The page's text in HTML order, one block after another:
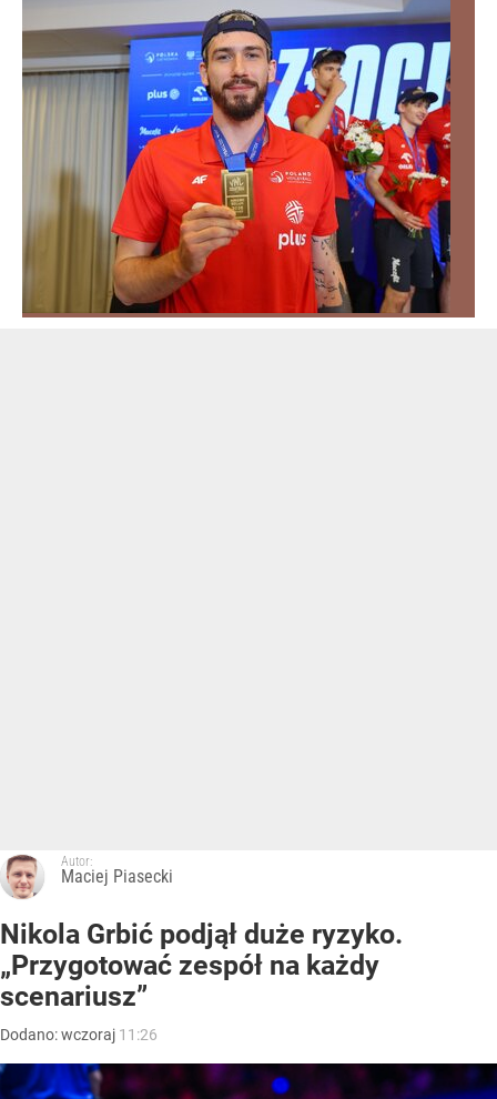
Autor:
Maciej Piasecki
Nikola Grbić podjął duże ryzyko.
„Przygotować zespół na każdy
scenariusz”
Dodano:wczoraj 11:26